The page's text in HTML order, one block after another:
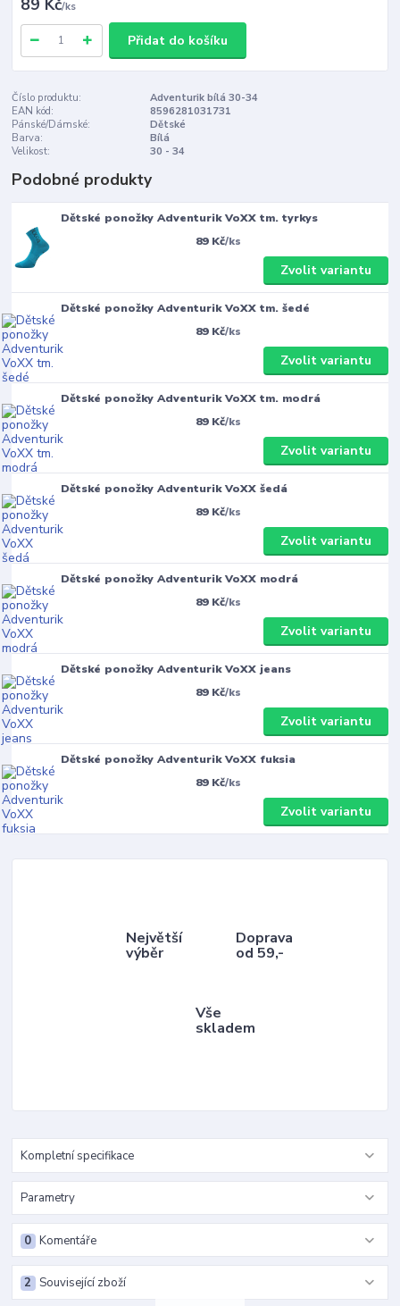
/ks
Přidat do košíku
Číslo produktu:
Adventurik bílá 30-34
EAN kód:
8596281031731
Pánské/Dámské:
Dětské
Barva:
Bílá
Velikost:
30 - 34
Podobné produkty
Dětské ponožky Adventurik VoXX tm. tyrkys
89 Kč/ks
Zvolit variantu
Dětské ponožky Adventurik VoXX tm. šedé
89 Kč/ks
Zvolit variantu
Dětské ponožky Adventurik VoXX tm. modrá
89 Kč/ks
Zvolit variantu
Dětské ponožky Adventurik VoXX šedá
89 Kč/ks
Zvolit variantu
Dětské ponožky Adventurik VoXX modrá
89 Kč/ks
Zvolit variantu
Dětské ponožky Adventurik VoXX jeans
89 Kč/ks
Zvolit variantu
Dětské ponožky Adventurik VoXX fuksia
89 Kč/ks
Zvolit variantu
Největší
výběr
Doprava
od 59,-
Vše
skladem
Kompletní specifikace
Parametry
Komentáře
0
Související zboží
2